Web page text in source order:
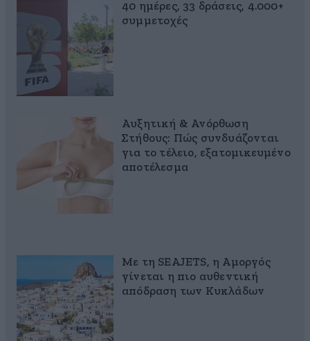
40 ημέρες, 33 δράσεις, 4.000+
συμμετοχές
Αυξητική & Ανόρθωση
Στήθους: Πώς συνδυάζονται
για το τέλειο, εξατομικευμένο
αποτέλεσμα
Με τη SEAJETS, η Αμοργός
γίνεται η πιο αυθεντική
απόδραση των Κυκλάδων